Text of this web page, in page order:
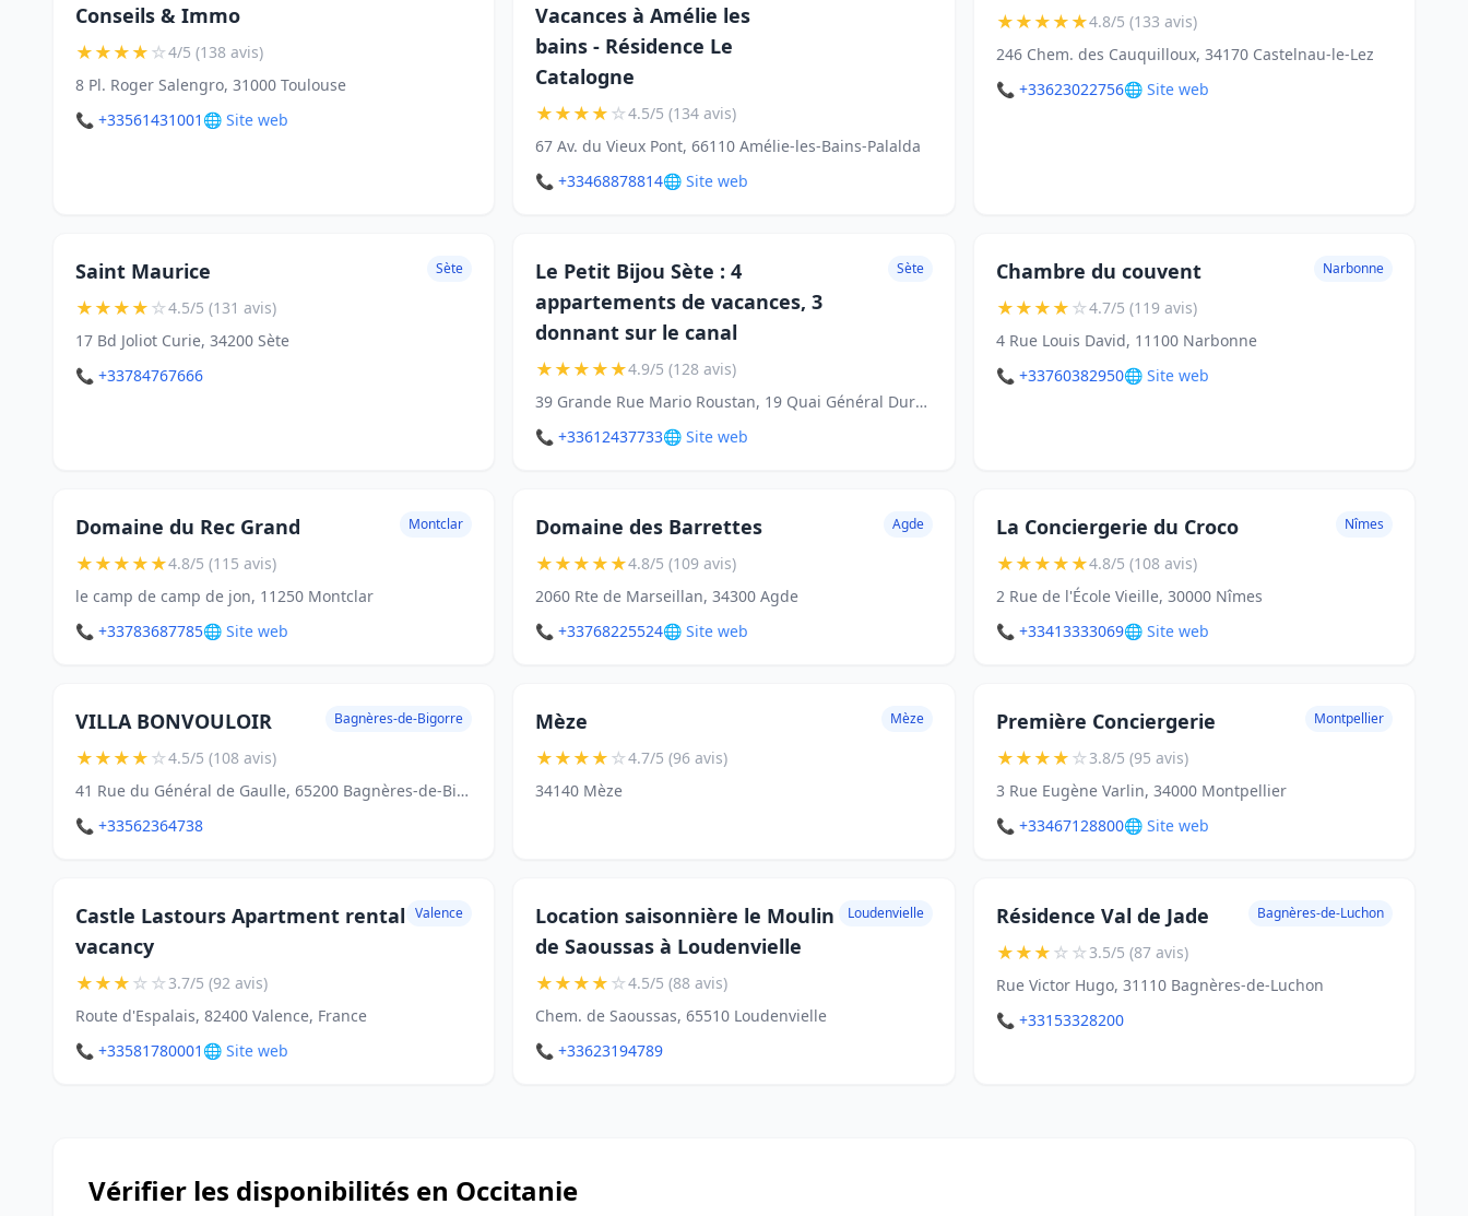
Conseils & Immo
★★★★☆4/5 (138 avis)
8 Pl. Roger Salengro, 31000 Toulouse
📞 +33561431001 🌐 Site web
Vacances à Amélie les
bains - Résidence Le
Catalogne
★★★★☆4.5/5 (134 avis)
67 Av. du Vieux Pont, 66110 Amélie-les-Bains-Palalda
📞 +33468878814🌐 Site web
★★★★★4.8/5 (133 avis)
246 Chem. des Cauquilloux, 34170 Castelnau-le-Lez
📞 +33623022756🌐 Site web
Saint Maurice Sète
★★★★☆4.5/5 (131 avis)
17 Bd Joliot Curie, 34200 Sète
📞 +33784767666
Le Petit Bijou Sète : 4
appartements de vacances, 3
donnant sur le canal
Sète
★★★★★4.9/5 (128 avis)
39 Grande Rue Mario Roustan, 19 Quai Général Durand, 34200 Sète
📞 +33612437733🌐 Site web
Chambre du couvent Narbonne
★★★★☆4.7/5 (119 avis)
4 Rue Louis David, 11100 Narbonne
📞 +33760382950🌐 Site web
Domaine du Rec Grand Montclar
★★★★★4.8/5 (115 avis)
le camp de camp de jon, 11250 Montclar
📞 +33783687785🌐 Site web
Domaine des Barrettes Agde
★★★★★4.8/5 (109 avis)
2060 Rte de Marseillan, 34300 Agde
📞 +33768225524🌐 Site web
La Conciergerie du Croco Nîmes
★★★★★4.8/5 (108 avis)
2 Rue de l'École Vieille, 30000 Nîmes
📞 +33413333069🌐 Site web
VILLA BONVOULOIR Bagnères-de-Bigorre
★★★★☆4.5/5 (108 avis)
41 Rue du Général de Gaulle, 65200 Bagnères-de-Bigorre
📞 +33562364738
Mèze Mèze
★★★★☆4.7/5 (96 avis)
34140 Mèze
Première Conciergerie Montpellier
★★★★☆3.8/5 (95 avis)
3 Rue Eugène Varlin, 34000 Montpellier
📞 +33467128800🌐 Site web
Castle Lastours Apartment rental
vacancy
Valence
★★★☆☆3.7/5 (92 avis)
Route d'Espalais, 82400 Valence, France
📞 +33581780001 🌐 Site web
Location saisonnière le Moulin
de Saoussas à Loudenvielle
Loudenvielle
★★★★☆4.5/5 (88 avis)
Chem. de Saoussas, 65510 Loudenvielle
📞 +33623194789
Résidence Val de Jade Bagnères-de-Luchon
★★★☆☆3.5/5 (87 avis)
Rue Victor Hugo, 31110 Bagnères-de-Luchon
📞 +33153328200
Vérifier les disponibilités en Occitanie